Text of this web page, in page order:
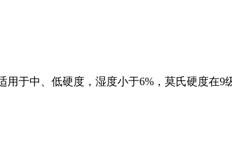
于中、低硬度，湿度小于6%，莫氏硬度在